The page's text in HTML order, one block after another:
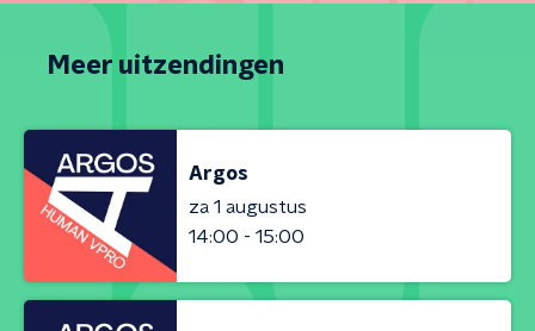
Meer uitzendingen
Argos
za 1 augustus
14:00 - 15:00